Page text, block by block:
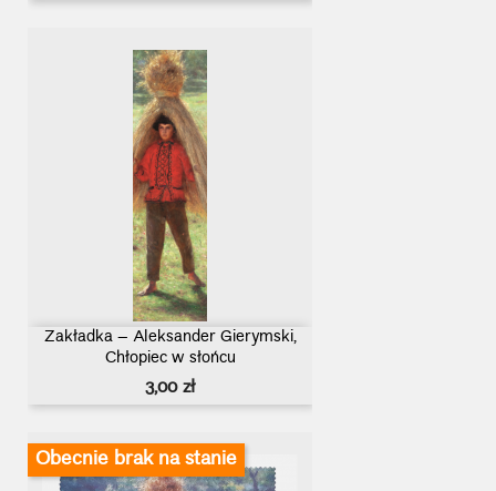
Zakładka – Aleksander Gierymski,
Chłopiec w słońcu
Cena
3,00 zł
Obecnie brak na stanie